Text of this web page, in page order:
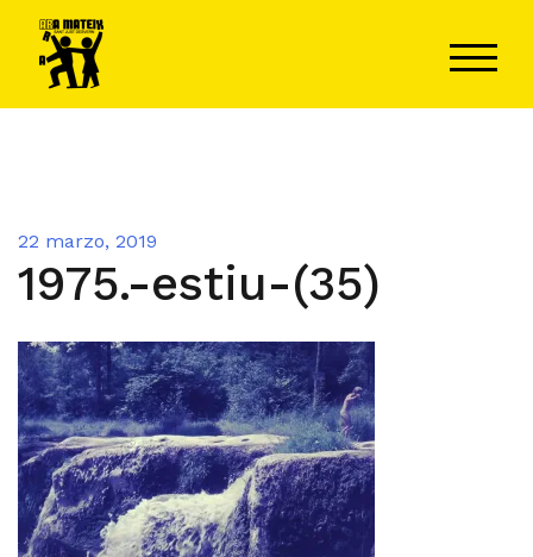
contenido
22 marzo, 2019
1975.-estiu-(35)